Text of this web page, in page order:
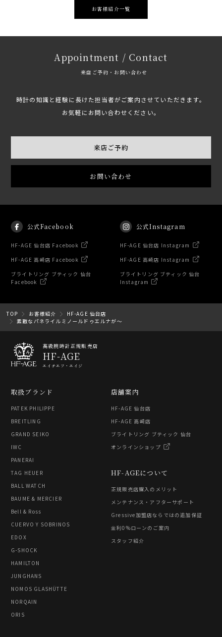
お客様紹介一覧
Appointment / Contact
来店ご予約・お問い合わせ
時計の知識と経験に長けた担当者がご案内させていただきます。
お気軽にお問い合わせください。
来店ご予約
お問い合わせ
公式Facebook
HF-AGE 仙台店 Facebook
HF-AGE 高崎店 Facebook
ブライトリング ブティック 仙台
Facebook
公式Instagram
HF-AGE 仙台店 Instagram
HF-AGE 高崎店 Instagram
ブライトリング ブティック 仙台
Instagram
TOP お客様紹介
HF-AGE 仙台店
素敵なパネライルミノールドゥエルナが～
高級腕時計正規販売店
HF-AGE
エイチエフ・エイジ
取扱ブランド
PATEK PHILIPPE
BREITLING
GRAND SEIKO
IWC
PANERAI
TAG HEUER
BALL WATCH
BAUME & MERCIER
Bell & Ross
CUERVO Y SOBRINOS
EDOX
G-SHOCK
HAMILTON
JUNGHANS
NOMOS GLASHÜTTE
NORQAIN
ORIS
HF-AGEについて
正規販売店購入のメリット
メンテナンス・アフターサポート
Gressive加盟店ならではの追加保証
金利0%ローンのご案内
スタッフ紹介
店舗案内
HF-AGE 仙台店
HF-AGE 高崎店
ブライトリング ブティック 仙台
オンラインショップ